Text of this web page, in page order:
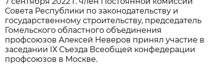
Совета Республики по законодательству и
государственному строительству, председатель
Гомельского областного объединения
профсоюзов Алексей Неверов принял участие в
заседании IХ Съезда Всеобщей конфедерации
профсоюзов в Москве.